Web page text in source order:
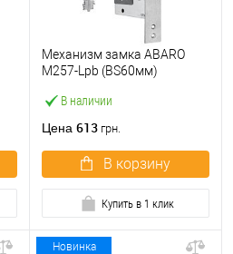
В наличии
Механизм замка ABARO
M257-Lpb (BS60мм)
тех.упаковки.без отв.
Цена 613 грн.
В корзину
Купить в 1 клик
Новинка